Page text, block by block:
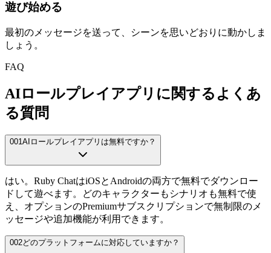
遊び始める
最初のメッセージを送って、シーンを思いどおりに動かしま
しょう。
FAQ
AIロールプレイアプリに関するよくあ
る質問
001AIロールプレイアプリは無料ですか？
はい。Ruby ChatはiOSとAndroidの両方で無料でダウンロー
ドして遊べます。どのキャラクターもシナリオも無料で使
え、オプションのPremiumサブスクリプションで無制限のメ
ッセージや追加機能が利用できます。
002どのプラットフォームに対応していますか？